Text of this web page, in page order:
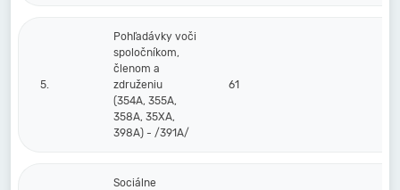
5.
Pohľadávky voči
spoločníkom,
členom a
združeniu
(354A, 355A,
358A, 35XA,
398A) - /391A/
61
Sociálne